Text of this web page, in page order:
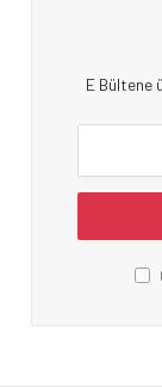
E Bültene